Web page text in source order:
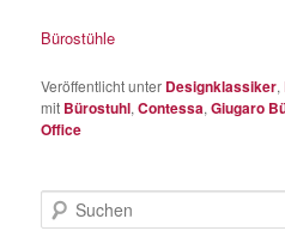
Bürostühle
Veröffentlicht unter Designklassiker,
mit Bürostuhl,Contessa,Giugaro
Office
u